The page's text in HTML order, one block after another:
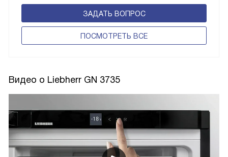
ЗАДАТЬ ВОПРОС
ПОCМОТРЕТЬ ВСЕ
Видео о Liebherr GN 3735